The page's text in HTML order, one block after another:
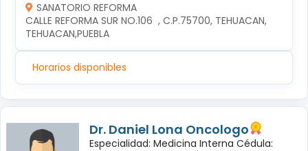
SANATORIO REFORMA
CALLE REFORMA SUR NO.106  , C.P.75700, TEHUACAN,
TEHUACAN,PUEBLA
Horarios disponibles
Dr. Daniel Lona Oncologo
Especialidad: Medicina Interna Cédula: